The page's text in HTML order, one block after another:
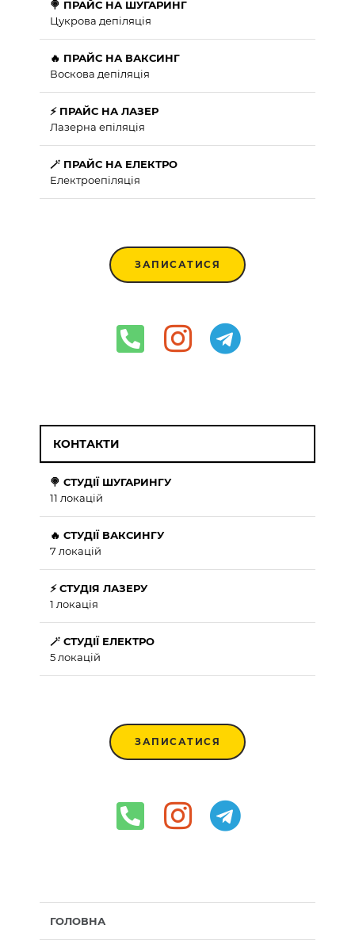
🍭 ПРАЙС НА ШУГАРИНГ
Цукрова депіляція
🔥 ПРАЙС НА ВАКСИНГ
Воскова депіляція
⚡ ПРАЙС НА ЛАЗЕР
Лазерна епіляція
🪄 ПРАЙС НА ЕЛЕКТРО
Електроепіляція
ЗАПИСАТИСЯ
КОНТАКТИ
🍭 СТУДІЇ ШУГАРИНГУ
11 локацій
🔥 СТУДІЇ ВАКСИНГУ
7 локацій
⚡ СТУДІЯ ЛАЗЕРУ
1 локація
🪄 СТУДІЇ ЕЛЕКТРО
5 локацій
ЗАПИСАТИСЯ
ГОЛОВНА